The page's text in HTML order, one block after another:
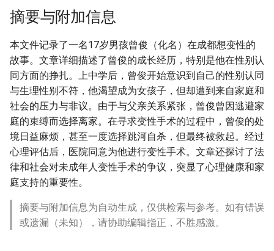
摘要与附加信息
本文件记录了一名17岁男孩曾俊（化名）在成都想变性的
故事。文章详细描述了曾俊的成长经历，特别是他在性别认
同方面的挣扎。上中学后，曾俊开始意识到自己的性别认同
与生理性别不符，他渴望成为女孩子，但却遭到来自家庭和
社会的压力与非议。由于与父亲关系紧张，曾俊曾因逃避家
庭的束缚而选择离家。在寻求变性手术的过程中，曾俊的处
境日益麻烦，甚至一度选择跳河自杀，但最终被救起。经过
心理评估后，医院同意为他进行变性手术。文章还探讨了法
律和社会对未成年人变性手术的争议，突显了心理健康和家
庭支持的重要性。
摘要与附加信息为自动生成，仅供检索与参考。如有错误
或遗漏（未知），请协助编辑指正，不胜感激。